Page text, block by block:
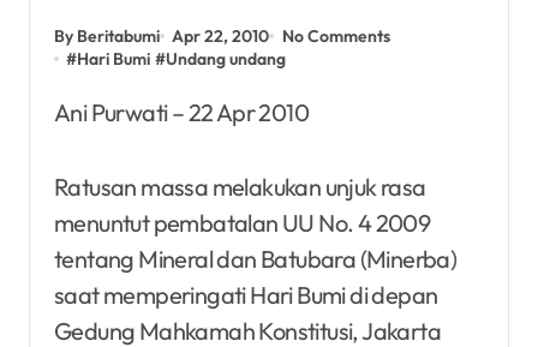
By Beritabumi Apr 22, 2010
No Comments
#Hari Bumi #Undang undang
Ani Purwati – 22 Apr 2010
Ratusan massa melakukan unjuk rasa
menuntut pembatalan UU No. 4 2009
tentang Mineral dan Batubara (Minerba)
saat memperingati Hari Bumi di depan
Gedung Mahkamah Konstitusi, Jakarta